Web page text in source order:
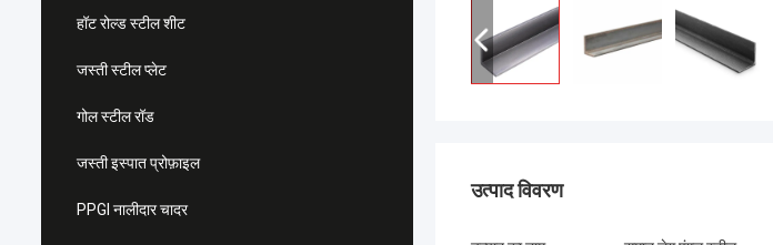
हॉट रोल्ड स्टील शीट
जस्ती स्टील प्लेट
गोल स्टील रॉड
जस्ती इस्पात प्रोफ़ाइल
PPGI नालीदार चादर
उत्पाद विवरण